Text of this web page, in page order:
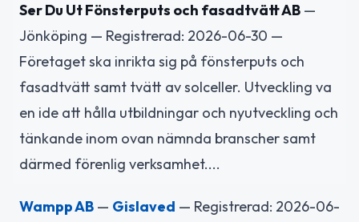
Ser Du Ut Fönsterputs och fasadtvätt AB —
Jönköping — Registrerad: 2026-06-30 —
Företaget ska inrikta sig på fönsterputs och
fasadtvätt samt tvätt av solceller. Utveckling va
en ide att hålla utbildningar och nyutveckling och
tänkande inom ovan nämnda branscher samt
därmed förenlig verksamhet....
Wampp AB — Gislaved — Registrerad: 2026-06-